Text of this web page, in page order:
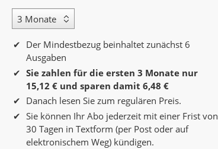
3 Monate Laufzeit
Der Mindestbezug beinhaltet zunächst 6
Ausgaben
Sie zahlen für die ersten 3 Monate nur
15,12 € und sparen damit 6,48 €
Danach lesen Sie zum regulären Preis.
Sie können Ihr Abo jederzeit mit einer Frist von
30 Tagen in Textform (per Post oder auf
elektronischem Weg) kündigen.